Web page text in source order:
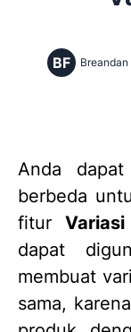
BF Breandan
Anda
berbeda
fitur
dapat
membuat
sama,